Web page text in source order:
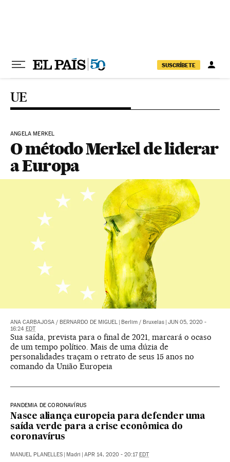
SUSCRÍBETE
UE
ANGELA MERKEL
O método Merkel de liderar
a Europa
ANA CARBAJOSA / BERNARDO DE MIGUEL Berlim / Bruxelas JUN 05, 2020 -
16:24 EDT
Sua saída, prevista para o final de 2021, marcará o ocaso
de um tempo político. Mais de uma dúzia de
personalidades traçam o retrato de seus 15 anos no
comando da União Europeia
PANDEMIA DE CORONAVÍRUS
Nasce aliança europeia para defender uma
saída verde para a crise econômica do
coronavírus
MANUEL PLANELLES Madri APR 14, 2020 - 20:17 EDT